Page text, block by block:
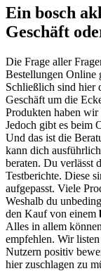
Ein bosch
Geschäft
Die Frage aller
Bestellungen Online
Schließlich sind hier
Geschäft um die
Produkten haben wir
Jedoch gibt es beim
Und das ist die
kann dich
beraten. Du verlässt
Testberichte. Diese
aufgepasst. Viele
Weshalb du
den Kauf von einem
Alles in allem
empfehlen. Wir
Nutzern positiv
hier zuschlagen zu